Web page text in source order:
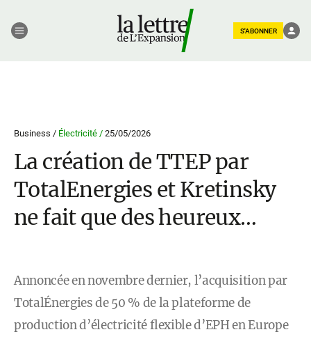
S'ABONNER
Business / Électricité / 25/05/2026
La création de TTEP par
TotalEnergies et Kretinsky
ne fait que des heureux…
Annoncée en novembre dernier, l’acquisition par
TotalÉnergies de 50 % de la plateforme de
production d’électricité flexible d’EPH en Europe